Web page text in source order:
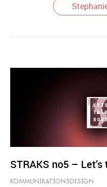
STRAKS no5 – Let’s
KOMMUNIKATIONSDESIGN